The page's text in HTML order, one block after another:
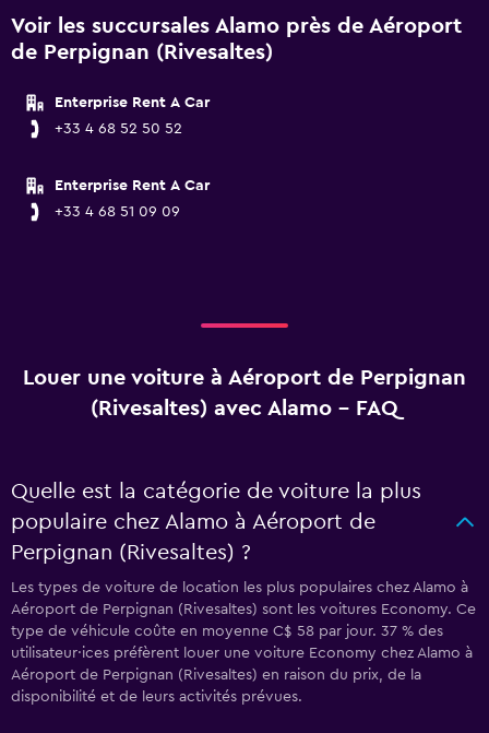
Voir les succursales Alamo près de Aéroport
de Perpignan (Rivesaltes)
Enterprise Rent A Car
+33 4 68 52 50 52
Enterprise Rent A Car
+33 4 68 51 09 09
Louer une voiture à Aéroport de Perpignan
(Rivesaltes) avec Alamo - FAQ
Quelle est la catégorie de voiture la plus
populaire chez Alamo à Aéroport de
Perpignan (Rivesaltes) ?
Les types de voiture de location les plus populaires chez Alamo à
Aéroport de Perpignan (Rivesaltes) sont les voitures Economy. Ce
type de véhicule coûte en moyenne C$ 58 par jour. 37 % des
utilisateur·ices préfèrent louer une voiture Economy chez Alamo à
Aéroport de Perpignan (Rivesaltes) en raison du prix, de la
disponibilité et de leurs activités prévues.